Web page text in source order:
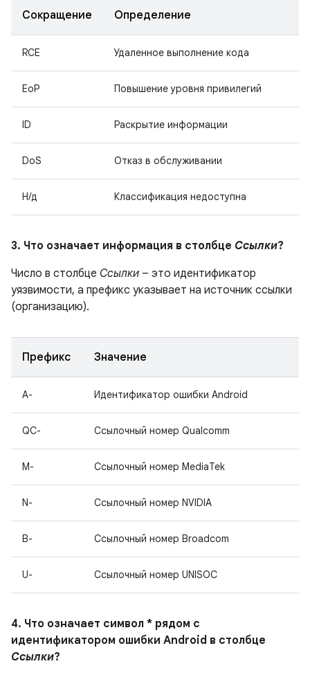
Сокращение Определение
RCE Удаленное выполнение кода
EoP Повышение уровня привилегий
ID Раскрытие информации
DoS Отказ в обслуживании
Н/д Классификация недоступна
3. Что означает информация в столбце Ссылки?
Число в столбце Ссылки – это идентификатор
уязвимости, а префикс указывает на источник ссылки
(организацию).
Префикс Значение
A- Идентификатор ошибки Android
QC- Ссылочный номер Qualcomm
M- Ссылочный номер MediaTek
N- Ссылочный номер NVIDIA
B- Ссылочный номер Broadcom
U- Ссылочный номер UNISOC
4. Что означает символ * рядом с
идентификатором ошибки Android в столбце
Ссылки?